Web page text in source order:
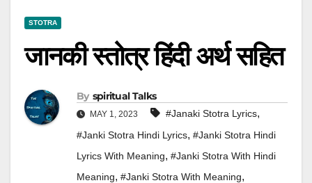
STOTRA
जानकी स्तोत्र हिंदी अर्थ सहित
By Spiritual Talks
MAY 1, 2023 #Janaki Stotra Lyrics,
#Janki Stotra Hindi Lyrics, #Janki Stotra Hindi
Lyrics With Meaning, #Janki Stotra With Hindi
Meaning, #Janki Stotra With Meaning,